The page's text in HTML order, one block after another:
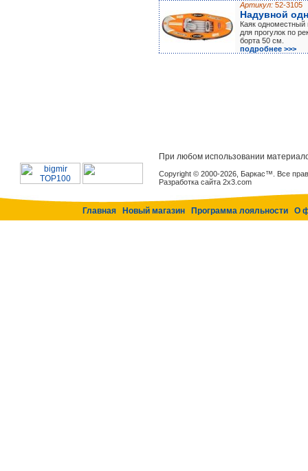
Артикул: 52-3105
Надувной
Каяк
для прогулок по
борта 50 см.
подробнее >>>
При любом использовании
Copyright © 2000-2026, Баркас™. Все
Разработка сайта 2x3.com
Главная Новый магазин Программа лояльности О